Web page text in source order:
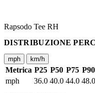
Rapsodo Tee RH
DISTRIBUZIONE
mph km/h
Metrica P25 P50 P75 P90
mph
36.0 40.0 44.0 48.0